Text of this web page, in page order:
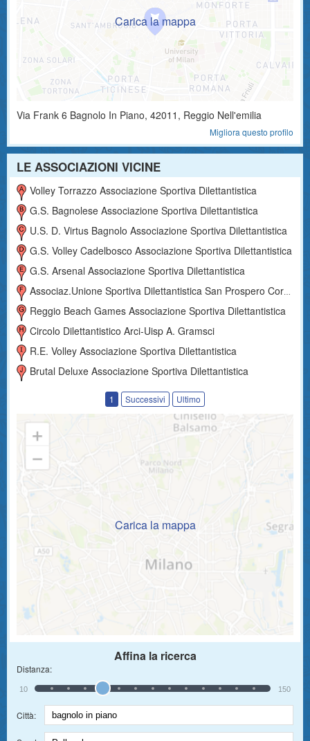
Via Frank 6 Bagnolo In Piano, 42011 , Reggio Nell'emilia
Migliora questo profilo
LE ASSOCIAZIONI VICINE
Volley Torrazzo Associazione Sportiva Dilettantistica
G.s. Bagnolese Associazione Sportiva Dilettantistica
U.s. D. Virtus Bagnolo Associazione Sportiva Dilettantistica
G.s. Volley Cadelbosco Associazione Sportiva Dilettantistica
G.s. Arsenal Associazione Sportiva Dilettantistica
Associaz.unione Sportiva Dilettantistica San Prospero Correggio
Reggio Beach Games Associazione Sportiva Dilettantistica
Circolo Dilettantistico Arci-Uisp A. Gramsci
R.e. Volley Associazione Sportiva Dilettantistica
Brutal Deluxe Associazione Sportiva Dilettantistica
1 Successivi Ultimo
Carica la mappa
Affina la ricerca
Distanza:
10 150
Città: